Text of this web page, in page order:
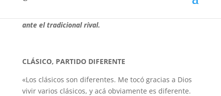
Andrés D’Alessandro habló tras su debut clásico en
ante el tradicional rival.
CLÁSICO, PARTIDO DIFERENTE
«Los clásicos son diferentes. Me tocó gracias a Dios
vivir varios clásicos, y acá obviamente es diferente.